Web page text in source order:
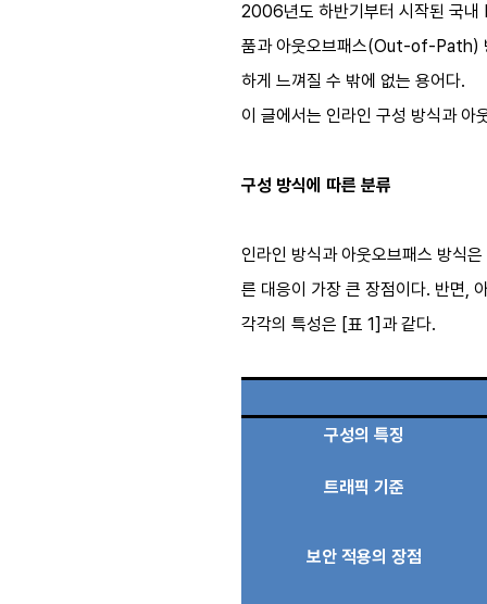
2006년도 하반기부터 시작된 국내
품과 아웃오브패스(Out-of-Path)
하게 느껴질 수 밖에 없는 용어다.
이 글에서는 인라인 구성 방식과 아
구성 방식에 따른 분류
인라인 방식과 아웃오브패스 방식
른 대응이 가장 큰 장점이다. 반면,
각각의 특성은 [표 1]과 같다.
구성의 특징
트래픽 기준
보안 적용의 장점